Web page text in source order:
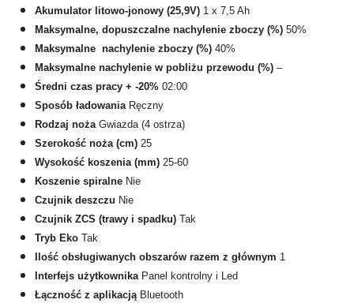
Akumulator litowo-jonowy (25,9V) 1 x 7,5 Ah
Maksymalne, dopuszczalne nachylenie zboczy (%) 50%
Maksymalne nachylenie zboczy (%) 40%
Maksymalne nachylenie w pobliżu przewodu (%) –
Średni czas pracy + -20% 02:00
Sposób ładowania Ręczny
Rodzaj noża Gwiazda (4 ostrza)
Szerokość noża (cm) 25
Wysokość koszenia (mm) 25-60
Koszenie spiralne Nie
Czujnik deszczu Nie
Czujnik ZCS (trawy i spadku) Tak
Tryb Eko Tak
Ilość obsługiwanych obszarów razem z głównym 1
Interfejs użytkownika Panel kontrolny i Led
Łączność z aplikacją Bluetooth